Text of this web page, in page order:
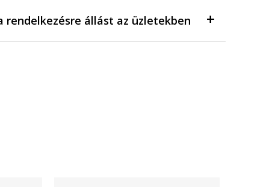
rendelkezésre állást az üzletekben